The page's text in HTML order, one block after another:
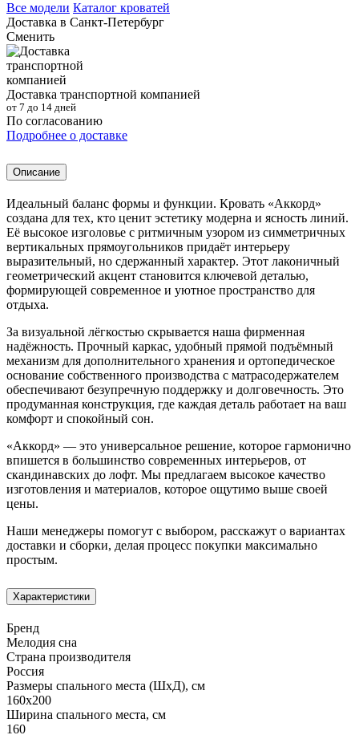
Все модели Каталог кроватей
Доставка в Санкт-Петербург
Сменить
Доставка транспортной компанией
от 7 до 14 дней
По согласованию
Подробнее о доставке
Описание
Идеальный баланс формы и функции. Кровать «Аккорд»
создана для тех, кто ценит эстетику модерна и ясность линий.
Её высокое изголовье с ритмичным узором из симметричных
вертикальных прямоугольников придаёт интерьеру
выразительный, но сдержанный характер. Этот лаконичный
геометрический акцент становится ключевой деталью,
формирующей современное и уютное пространство для
отдыха.
За визуальной лёгкостью скрывается наша фирменная
надёжность. Прочный каркас, удобный прямой подъёмный
механизм для дополнительного хранения и ортопедическое
основание собственного производства с матрасодержателем
обеспечивают безупречную поддержку и долговечность. Это
продуманная конструкция, где каждая деталь работает на ваш
комфорт и спокойный сон.
«Аккорд» — это универсальное решение, которое гармонично
впишется в большинство современных интерьеров, от
скандинавских до лофт. Мы предлагаем высокое качество
изготовления и материалов, которое ощутимо выше своей
цены.
Наши менеджеры помогут с выбором, расскажут о вариантах
доставки и сборки, делая процесс покупки максимально
простым.
Характеристики
Бренд
Мелодия сна
Страна производителя
Россия
Размеры спального места (ШхД), см
160х200
Ширина спального места, см
160